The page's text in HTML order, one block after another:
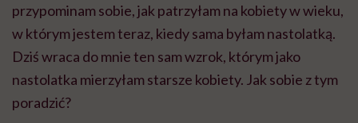
przypominam sobie, jak patrzyłam na kobiety w wieku,
w którym jestem teraz, kiedy sama byłam nastolatką.
Dziś wraca do mnie ten sam wzrok, którym jako
nastolatka mierzyłam starsze kobiety. Jak sobie z tym
poradzić?